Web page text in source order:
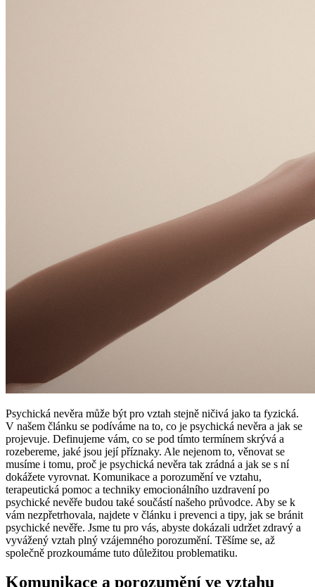
Psychická nevěra může být pro vztah stejně ničivá jako ta fyzická.
V našem článku se podíváme na to, co je psychická nevěra a jak se
projevuje. Definujeme vám, co se pod tímto termínem skrývá a
rozebereme, jaké jsou její příznaky. Ale nejenom to, věnovat se
musíme i tomu, proč je psychická nevěra tak zrádná a jak se s ní
dokážete vyrovnat. Komunikace a porozumění ve vztahu,
terapeutická pomoc a techniky emocionálního uzdravení po
psychické nevěře budou také součástí našeho průvodce. Aby se k
vám nezpřetrhovala, najdete v článku i prevenci a tipy, jak se bránit
psychické nevěře. Jsme tu pro vás, abyste dokázali udržet zdravý a
vyvážený vztah plný vzájemného porozumění. Těšíme se, až
společně prozkoumáme tuto důležitou problematiku.
Komunikace a porozumění ve vztahu